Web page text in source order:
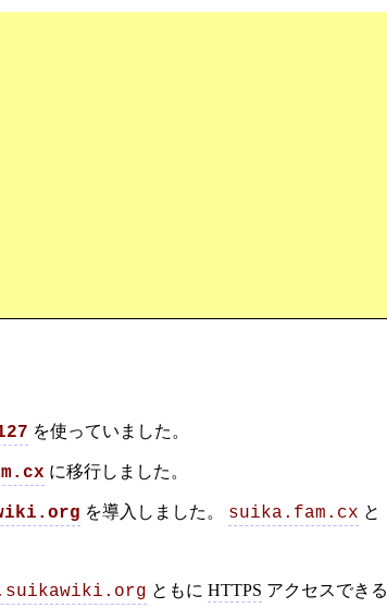
を使っていました。
に移行しました。
を導入しました。 suika.fam.cx と
ともに HTTPS アクセスできる